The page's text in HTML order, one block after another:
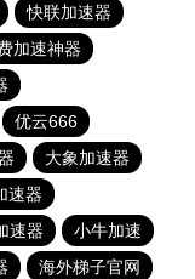
快联加速器
加速神器
优云666
大象加速器
速器
速器
小牛加速
海外梯子官网